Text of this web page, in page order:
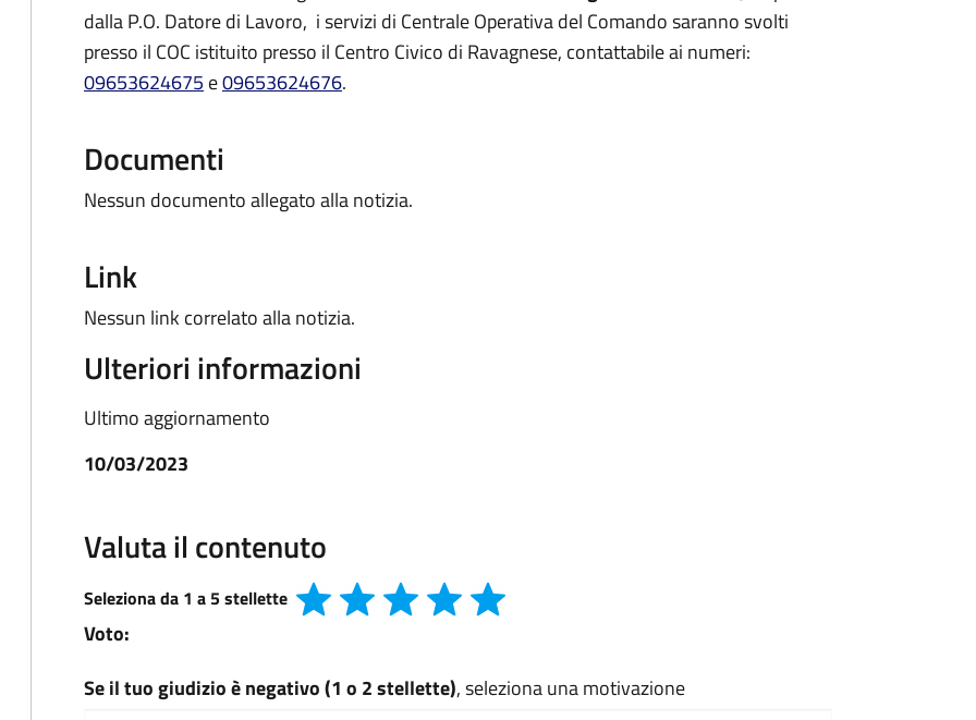
dalla P.O. Datore di Lavoro, i servizi di Centrale Operativa del Comando saranno svolti
presso il COC istituito presso il Centro Civico di Ravagnese, contattabile ai numeri:
09653624675 e09653624676.
Documenti
Nessun documento allegato alla notizia.
Link
Nessun link correlato alla notizia.
Ulteriori informazioni
Ultimo aggiornamento
10/03/2023
Valuta il contenuto
Seleziona da 1 a 5 stellette
Voto:
Se il tuo giudizio è negativo (1 o 2 stellette), seleziona una motivazione